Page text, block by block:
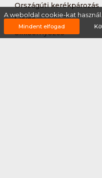
Országúti kerékpározás
Síelés
Siklőernyőzés
A weboldal cookie-kat használ.
Mindent elfogad